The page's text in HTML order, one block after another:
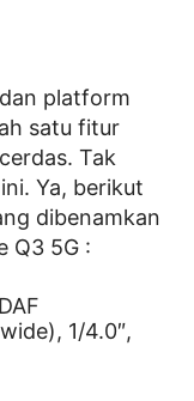
platform
satu fitur
Tak
Ya, berikut
dibenamkan
Q3 5G :
1/4.0″,